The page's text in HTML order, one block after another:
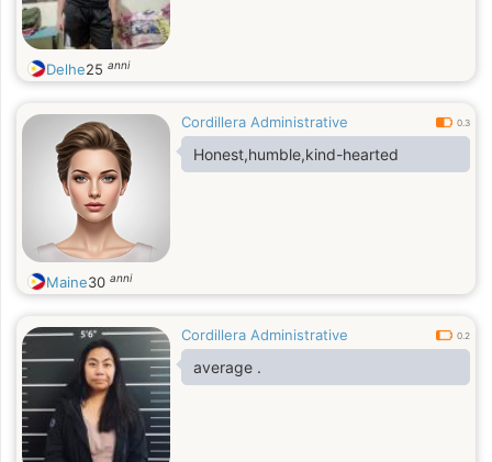
Delhe25 anni
Cordillera Administrative 0.3
Honest,humble,kind-hearted
Maine30 anni
Cordillera Administrative 0.2
average .